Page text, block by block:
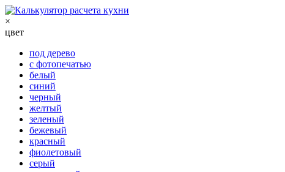
×
цвет
под дерево
с фотопечатью
белый
синий
черный
желтый
зеленый
бежевый
красный
фиолетовый
серый